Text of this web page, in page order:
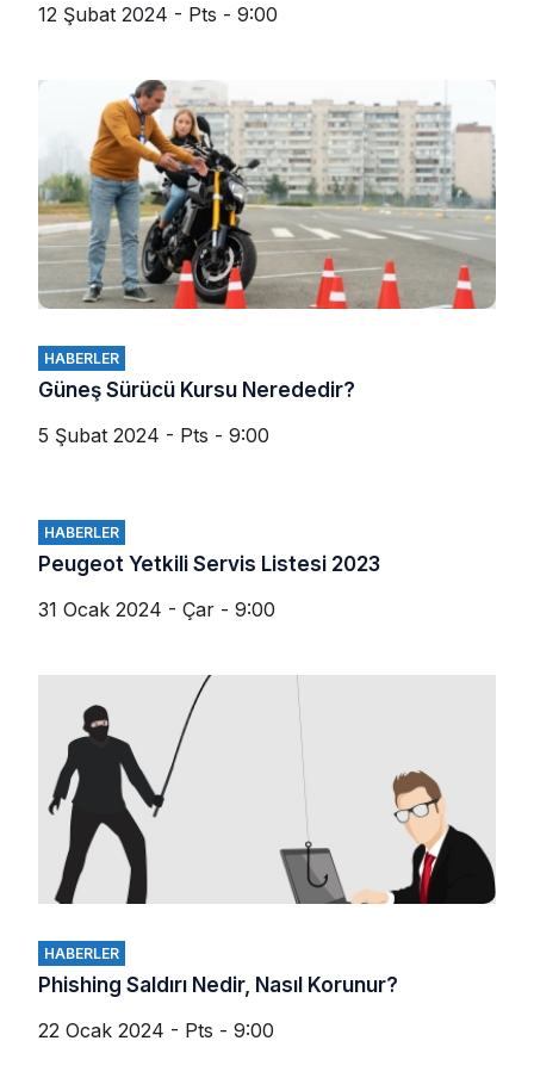
12 Şubat 2024 - Pts - 9:00
HABERLER
Güneş Sürücü Kursu Nerededir?
5 Şubat 2024 - Pts - 9:00
HABERLER
Peugeot Yetkili Servis Listesi 2023
31 Ocak 2024 - Çar - 9:00
HABERLER
Phishing Saldırı Nedir, Nasıl Korunur?
22 Ocak 2024 - Pts - 9:00